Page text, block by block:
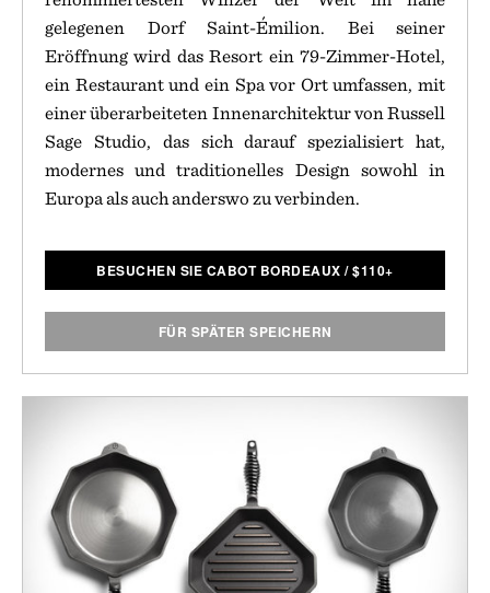
gelegenen Dorf Saint-Émilion. Bei seiner
Eröffnung wird das Resort ein 79-Zimmer-Hotel,
ein Restaurant und ein Spa vor Ort umfassen, mit
einer überarbeiteten Innenarchitektur von Russell
Sage Studio, das sich darauf spezialisiert hat,
modernes und traditionelles Design sowohl in
Europa als auch anderswo zu verbinden.
BESUCHEN SIE CABOT BORDEAUX /$110+
FÜR SPÄTER SPEICHERN